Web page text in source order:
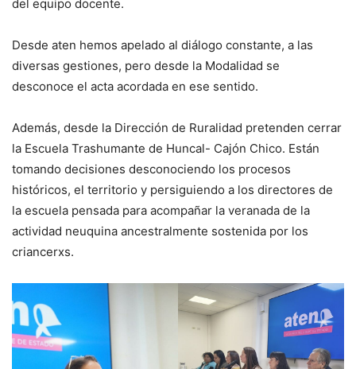
del equipo docente.
Desde aten hemos apelado al diálogo constante, a las
diversas gestiones, pero desde la Modalidad se
desconoce el acta acordada en ese sentido.
Además, desde la Dirección de Ruralidad pretenden cerrar
la Escuela Trashumante de Huncal- Cajón Chico. Están
tomando decisiones desconociendo los procesos
históricos, el territorio y persiguiendo a los directores de
la escuela pensada para acompañar la veranada de la
actividad neuquina ancestralmente sostenida por los
criancerxs.